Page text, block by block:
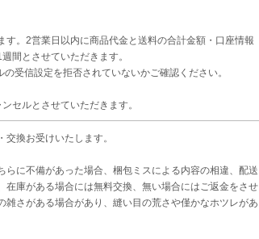
。2営業日以内に商品代金と送料の合計金額・口座情報
間とさせていただきます。
受信設定を拒否されていないかご確認ください。
セルとさせていただきます。
換お受けいたします。
に不備があった場合、梱包ミスによる内容の相違、配送
庫がある場合には無料交換、無い場合にはご返金をさせ
さがある場合があり、縫い目の荒さや僅かなホツレがあ